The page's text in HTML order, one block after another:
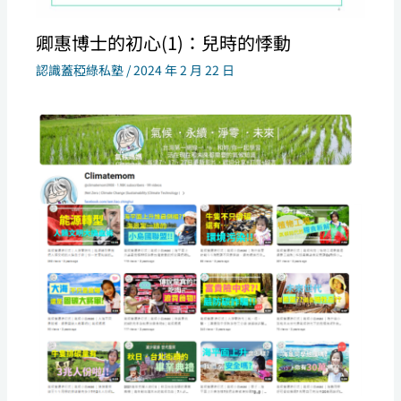
卿惠博士的初心(1)：兒時的悸動
認識蓋稏綠私塾 /2024 年 2 月 22 日